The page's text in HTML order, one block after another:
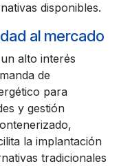
disponibles.
al mercado
alto interés
de
para
y gestión
la implantación
tradicionales